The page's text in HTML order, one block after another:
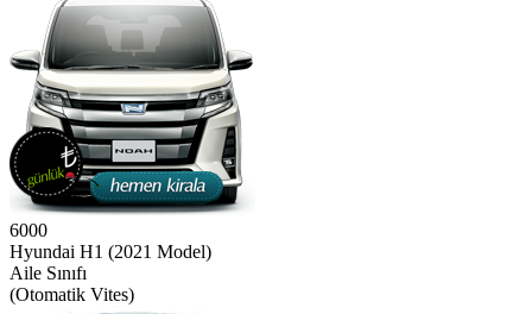
6000
Hyundai H1 (2021 Model)
Aile Sınıfı
(Otomatik Vites)